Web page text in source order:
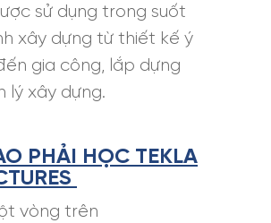
sử dụng trong suốt
xây dựng từ thiết kế ý
gia công, lắp dựng
lý xây dựng.
PHẢI HỌC TEKLA
vòng trên